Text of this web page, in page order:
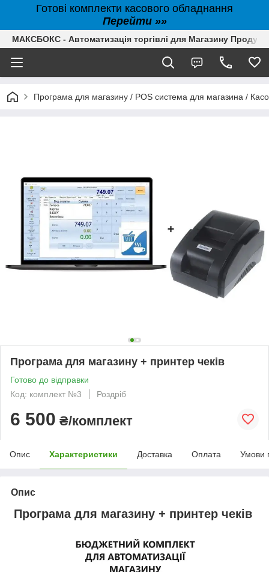
Готові комплекти касового обладнання
Перейти »»
МАКСБОКС - Автоматизація торгівлі для Магазину
Програма для магазину / POS система для магазина /
Програма для магазину + принтер чеків
Готово до відправки
Код: комплект №3
Роздріб
6 500 ₴/комплект
Опис Характеристики Доставка Оплата Умови
Опис
Програма для магазину + принтер чеків